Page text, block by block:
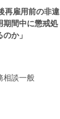
再雇用前の非違
期間中に懲戒処
か」
相談一般